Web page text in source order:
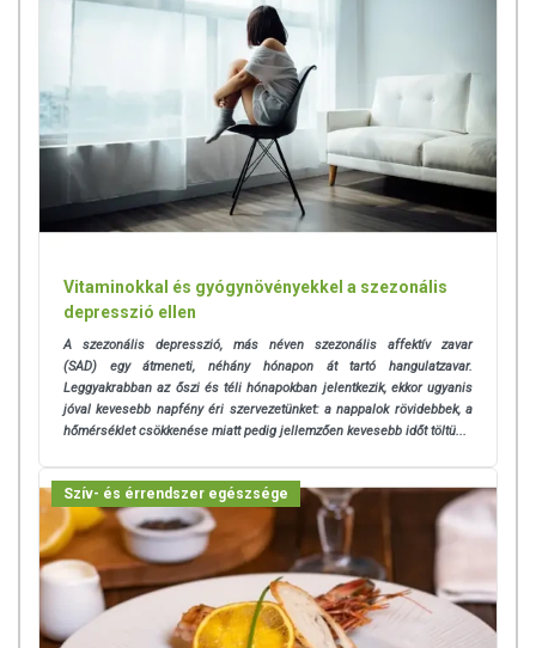
Vitaminokkal és gyógynövényekkel a szezonális
depresszió ellen
A szezonális depresszió, más néven szezonális affektív zavar
(SAD) egy átmeneti, néhány hónapon át tartó hangulatzavar.
Leggyakrabban az őszi és téli hónapokban jelentkezik, ekkor ugyanis
jóval kevesebb napfény éri szervezetünket: a nappalok rövidebbek, a
hőmérséklet csökkenése miatt pedig jellemzően kevesebb időt töltü...
Szív- és érrendszer egészsége